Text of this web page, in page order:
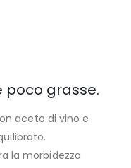
poco grasse.
aceto di vino e
la morbidezza